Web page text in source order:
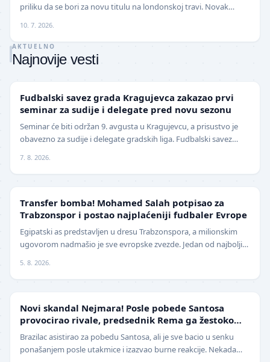
priliku da se bori za novu titulu na londonskoj travi. Novak
10. 7. 2026.
AKTUELNO
Najnovije vesti
Fudbalski savez grada Kragujevca zakazao prvi
seminar za sudije i delegate pred novu sezonu
Seminar će biti održan 9. avgusta u Kragujevcu, a prisustvo je
obavezno za sudije i delegate gradskih liga. Fudbalski savez
7. 8. 2026.
Transfer bomba! Mohamed Salah potpisao za
Trabzonspor i postao najplaćeniji fudbaler Evrope
Egipatski as predstavljen u dresu Trabzonspora, a milionskim
ugovorom nadmašio je sve evropske zvezde. Jedan od najboljih
5. 8. 2026.
Novi skandal Nejmara! Posle pobede Santosa
provocirao rivale, predsednik Rema ga žestoko
isprozivao: "Bitanga i klovn!" (VIDEO)
Brazilac asistirao za pobedu Santosa, ali je sve bacio u senku
ponašanjem posle utakmice i izazvao burne reakcije. Nekada